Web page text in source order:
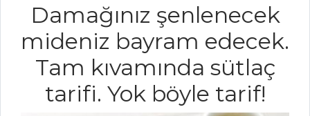
PILAV VE
MAKARNA
Çerkez Peynirli
Lazanya
Damağınız şenlenecek
mideniz bayram edecek.
Tam kıvamında sütlaç
tarifi. Yok böyle tarif!